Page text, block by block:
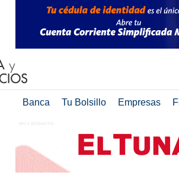
Banca Tu Bolsillo Empresas